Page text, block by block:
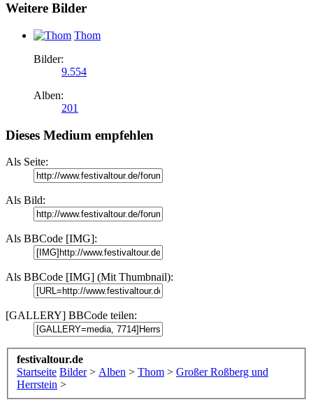
Weitere Bilder
Thom
Bilder:
9.554
Alben:
201
Dieses Medium empfehlen
Als Seite:
Als Bild:
Als BBCode [IMG]:
Als BBCode [IMG] (Mit Thumbnail):
[GALLERY] BBCode teilen:
festivaltour.de
Startseite Bilder > Alben > Thom > Großer Roßberg und
Herrstein >